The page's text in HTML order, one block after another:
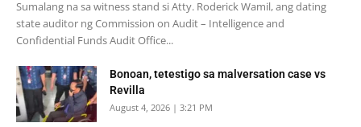
Sumalang na sa witness stand si Atty. Roderick Wamil, ang dating
state auditor ng Commission on Audit – Intelligence and
Confidential Funds Audit Office...
Bonoan, tetestigo sa malversation case vs
Revilla
August 4, 2026 | 3:21 PM